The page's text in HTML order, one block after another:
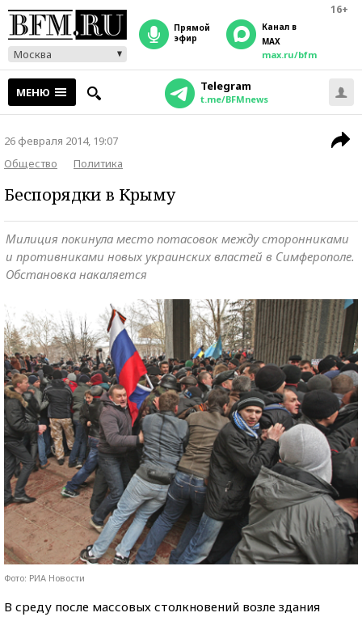
16+
Москва
прямой
эфир
Канал в
MAX
max.ru/bfm
МЕНЮ Telegram
t.me/BFMnews
26 февраля 2014, 19:07
Общество
Политика
Беспорядки в Крыму
Милиция покинула место потасовок между сторонниками
и противниками новых украинских властей в Симферополе.
Обстановка накаляется
Фото: РИА Новости
В среду после массовых столкновений возле здания